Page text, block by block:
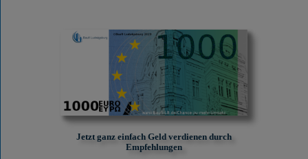
Jetzt ganz einfach Geld verdienen durch
Empfehlungen